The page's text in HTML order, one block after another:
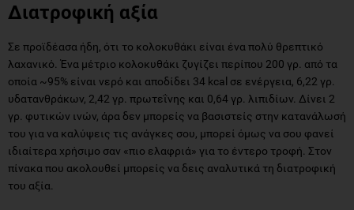
Διατροφική αξία
Σε προϊδέασα ήδη, ότι το κολοκυθάκι είναι ένα πολύ θρεπτικό
λαχανικό. Ένα μέτριο κολοκυθάκι ζυγίζει περίπου 200 γρ. από τα
οποία ~95% είναι νερό και αποδίδει 34 kcal σε ενέργεια, 6,22 γρ.
υδατανθράκων, 2,42 γρ. πρωτεΐνης και 0,64 γρ. λιπιδίων. Δίνει 2
γρ. φυτικών ινών, άρα δεν μπορείς να βασιστείς στην κατανάλωσή
του για να καλύψεις τις ανάγκες σου, μπορεί όμως να σου φανεί
ιδιαίτερα χρήσιμο σαν «πιο ελαφριά» για το έντερο τροφή. Στον
πίνακα που ακολουθεί μπορείς να δεις αναλυτικά τη διατροφική
του αξία.